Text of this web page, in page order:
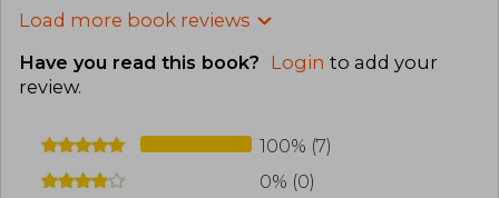
Load more book reviews
Have you read this book? Login to add your
review.
100% (7)
0% (0)